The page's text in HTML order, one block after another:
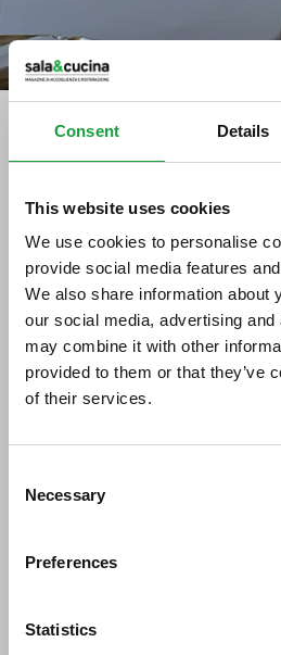
Consent Details
This website uses cookies
We use cookies to personalise
provide social media features
We also share information about
our social media, advertising
may combine it with other
provided to them or that they’ve
of their services.
Selection
Necessary
Preferences
Statistics
Italia al terzo posto
per produzione di
07/11/2016
Il lievito rappresenta uno
“tesoro” nutrizionale,
letteralmente, l’anima.
tutte particolari di questo
comparto è a forte
questo, è composto da
di aziende
tecnologica.
ISCRIVITI ALLA
Resta aggiornato su tutte le